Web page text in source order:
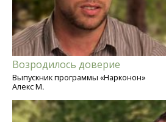
Возродилось доверие
Выпускник программы «Нарконон»
Алекс М.